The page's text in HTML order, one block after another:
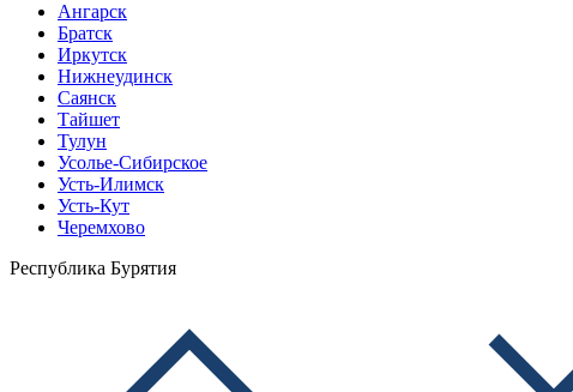
Ангарск
Братск
Иркутск
Нижнеудинск
Саянск
Тайшет
Тулун
Усолье-Сибирское
Усть-Илимск
Усть-Кут
Черемхово
Республика Бурятия